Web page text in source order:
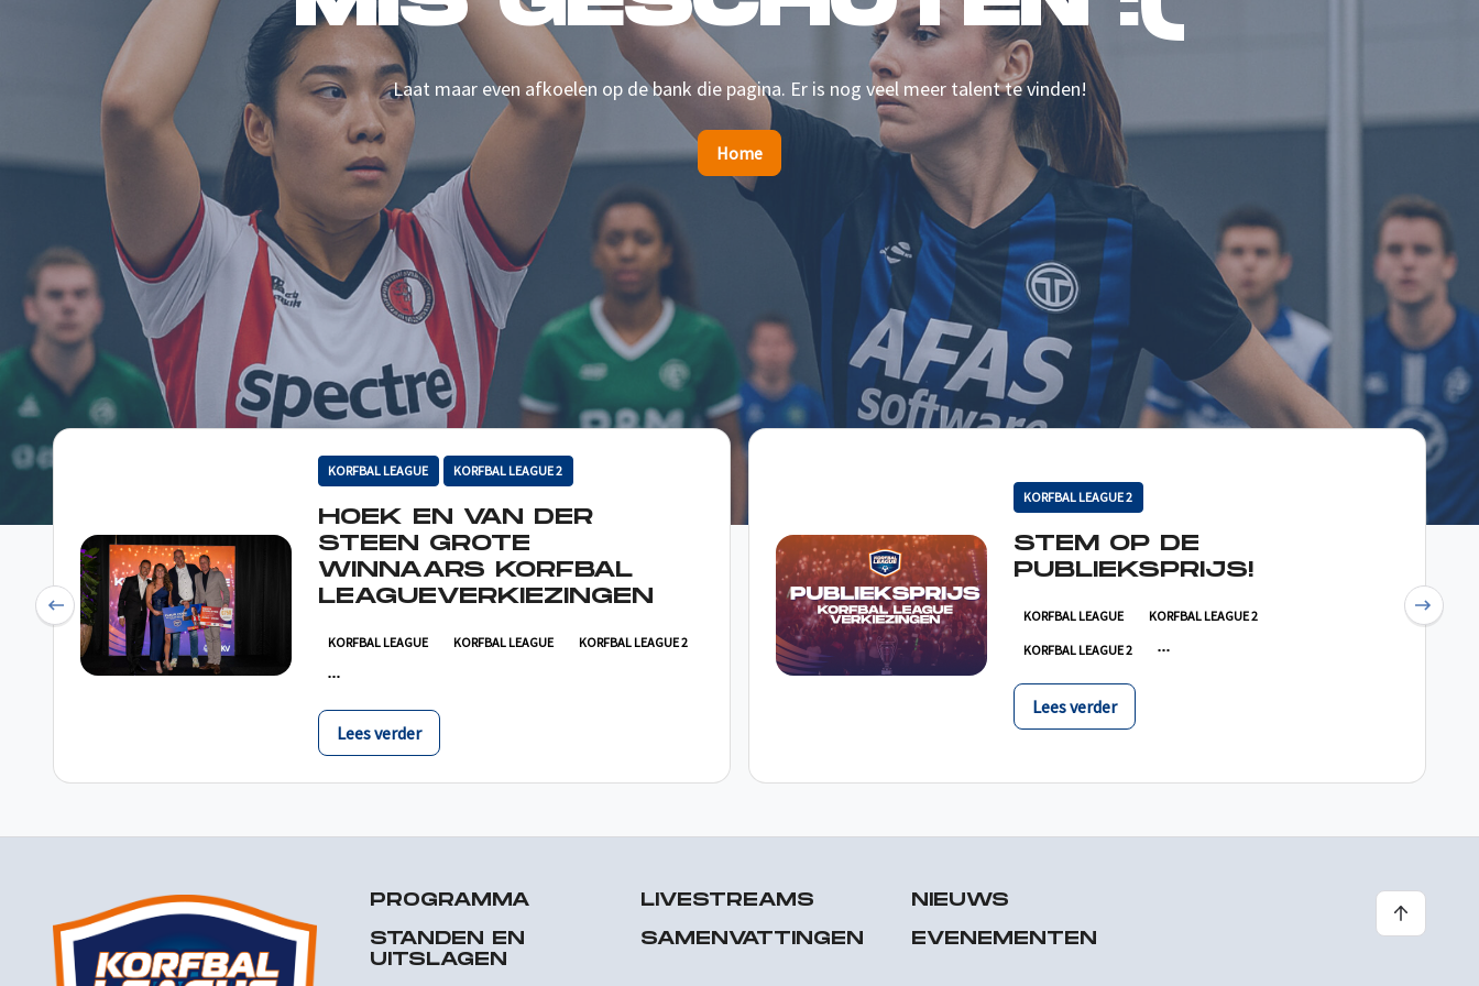
Laat maar even afkoelen op de bank die pagina. Er is nog veel meer talent te vinden!
Home
KORFBAL LEAGUE KORFBAL LEAGUE 2
HOEK EN VAN DER
STEEN GROTE
WINNAARS KORFBAL
LEAGUEVERKIEZINGEN
KORFBAL LEAGUE KORFBAL LEAGUE KORFBAL LEAGUE 2
Lees verder
KORFBAL LEAGUE 2
STEM OP DE
PUBLIEKSPRIJS!
KORFBAL LEAGUE KORFBAL LEAGUE 2
KORFBAL LEAGUE 2
Lees verder
Previous Next
PROGRAMMA
STANDEN EN
UITSLAGEN
LIVESTREAMS
SAMENVATTINGEN
NIEUWS
EVENEMENTEN